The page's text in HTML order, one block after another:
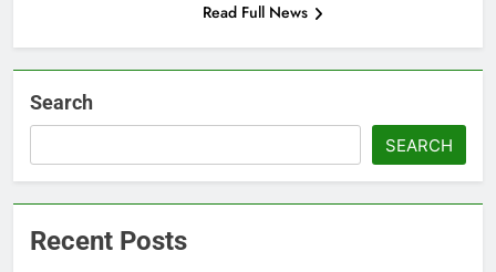
Read Full News
Search
SEARCH
Recent Posts